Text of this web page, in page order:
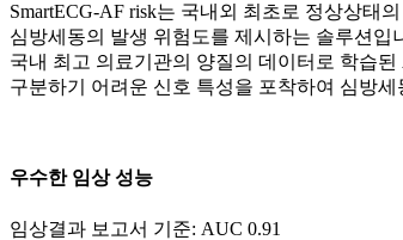
SmartECG-AF risk는 국내외 최초로 정상상태
심방세동의 발생 위험도를 제시하는 솔루션입
국내 최고 의료기관의 양질의 데이터로 학습
구분하기 어려운 신호 특성을 포착하여 심방
우수한 임상 성능
임상결과 보고서 기준: AUC 0.91